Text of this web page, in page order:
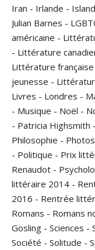
Iran - Irlande -
Julian Barnes -
américaine -
- Littérature
Littérature française
jeunesse -
Livres - Londres -
- Musique - Noël -
- Patricia Highsmith -
Philosophie - Photos
- Politique - Prix
Renaudot -
littéraire 2014 -
2016 - Rentrée
Romans - Romans
Gosling - Sciences -
Société - Solitude -